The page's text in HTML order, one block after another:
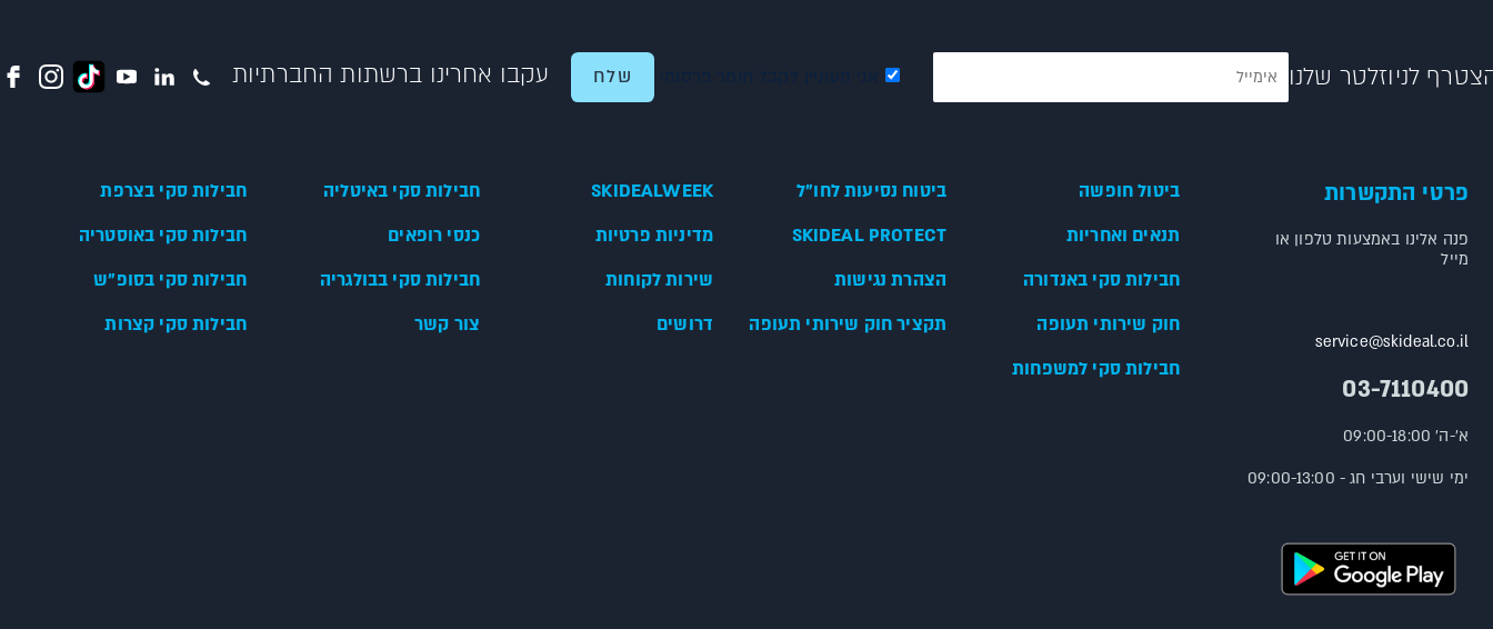
לניוזלטר שלנו עקבו אחרינו ברשתות החברתיות
פרטי התקשרות
פנה אלינו באמצעות טלפון או
מייל
service@skideal.co.il
03-7110400
א'-ה' 09:00-18:00
ימי שישי וערבי חג - 09:00-13:00
ביטול חופשה ביטוח נסיעות לחו"ל SKIDEALWEEK חבילות סקי באיטליה
חבילות סקי בצרפת
תנאים ואחריות
SKIDEAL PROTECT מדיניות פרטיות כנסי רופאים
חבילות סקי באוסטריה
חבילות סקי באנדורה
הצהרת נגישות שירות לקוחות חבילות סקי בבולגריה
חבילות סקי בסופ"ש
חוק שירותי תעופה
תקציר חוק שירותי תעופה דרושים צור קשר
חבילות סקי קצרות
חבילות סקי למשפחות